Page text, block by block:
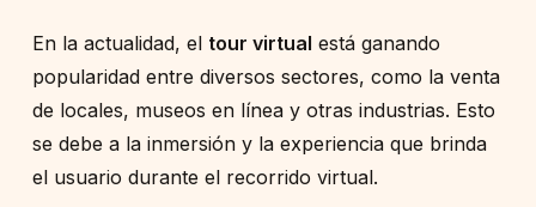
En la actualidad, el tour virtual está ganando
popularidad entre diversos sectores, como la venta
de locales, museos en línea y otras industrias. Esto
se debe a la inmersión y la experiencia que brinda
el usuario durante el recorrido virtual.